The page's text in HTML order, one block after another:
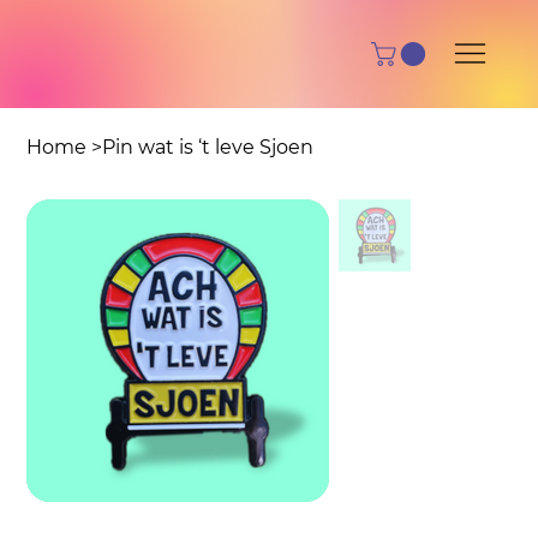
Home >Pin wat is ‘t leve Sjoen